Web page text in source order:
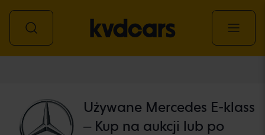
Używane Mercedes E-klass
– Kup na aukcji lub po